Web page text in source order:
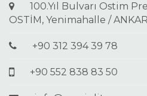
100.Yıl Bulvarı Ostim
OSTİM, Yenimahalle /
+90 312 394 39 78
+90 552 838 83 50